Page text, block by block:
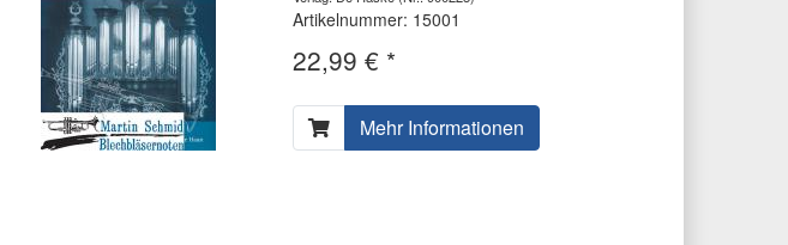
Artikelnummer: 15001
22,99 € *
Mehr Informationen